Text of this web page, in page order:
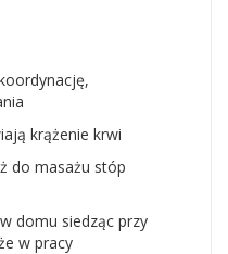
krążenie krwi
do masażu stóp
domu siedząc przy
w pracy